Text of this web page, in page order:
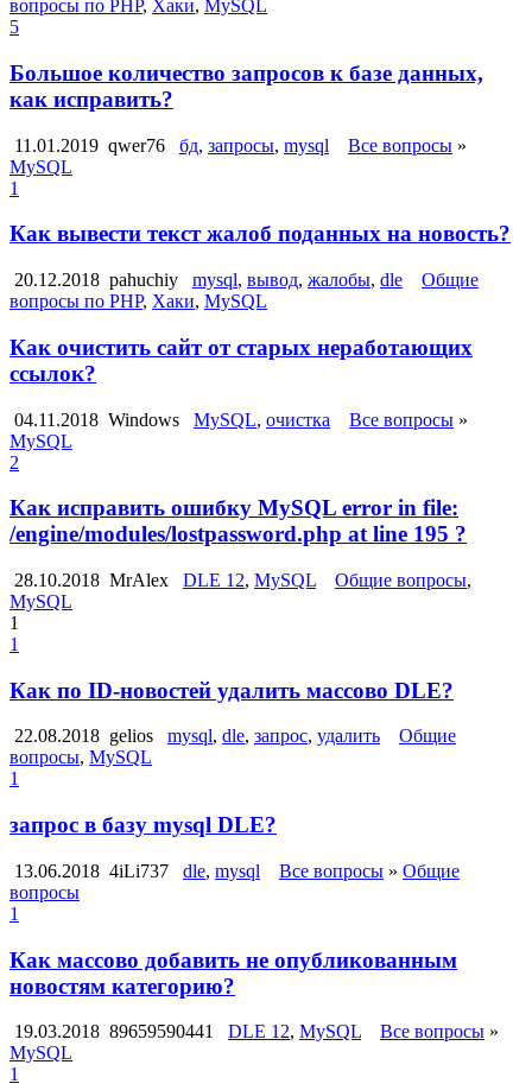
вопросы по PHP, Хаки, MySQL
5
Большое количество запросов к базе данных,
как исправить?
11.01.2019 qwer76 бд, запросы, mysql Все вопросы »
MySQL
1
Как вывести текст жалоб поданных на новость?
20.12.2018 pahuchiy mysql, вывод, жалобы, dle
Общие
вопросы по PHP, Хаки, MySQL
Как очистить сайт от старых неработающих
ссылок?
04.11.2018 Windows MySQL, очистка Все вопросы »
MySQL
2
Как исправить ошибку MySQL error in file:
/engine/modules/lostpassword.php at line 195 ?
28.10.2018 MrAlex DLE 12, MySQL Общие вопросы,
MySQL
1
1
Как по ID-новостей удалить массово DLE?
22.08.2018 gelios mysql, dle, запрос, удалить
Общие
вопросы, MySQL
1
запрос в базу mysql DLE?
13.06.2018 4iLi737 dle, mysql Все вопросы » Общие
вопросы
1
Как массово добавить не опубликованным
новостям категорию?
19.03.2018 89659590441 DLE 12, MySQL Все вопросы »
MySQL
1